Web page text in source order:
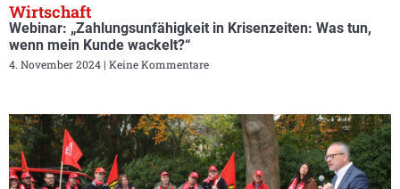
Wirtschaft
Webinar: „Zahlungsunfähigkeit in Krisenzeiten: Was tun,
wenn mein Kunde wackelt?“
4. November 2024 Keine Kommentare